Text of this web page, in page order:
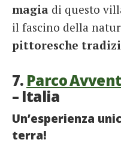
magia di questo
il fascino della
pittoresche
7. Parco
– Italia
Un’esperienza
terra!